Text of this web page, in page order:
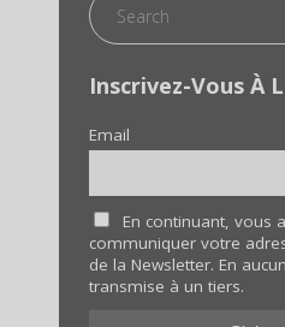
Inscrivez-Vous À
Email
En continuant, vous
communiquer votre
de la Newsletter. En
transmise à un tiers.